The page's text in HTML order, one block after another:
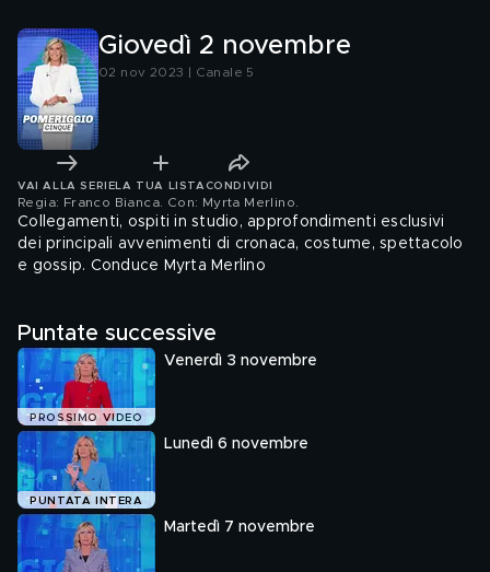
Giovedì 2 novembre
02 nov 2023 | Canale 5
VAI ALLA SERIE LA TUA LISTA CONDIVIDI
Regia: Franco Bianca. Con: Myrta Merlino
Collegamenti, ospiti in studio, approfondimenti esclusivi
dei principali avvenimenti di cronaca, costume, spettacolo
e gossip. Conduce Myrta Merlino
Puntate successive
PROSSIMO VIDEO
Venerdì 3 novembre
PUNTATA INTERA
Lunedì 6 novembre
Martedì 7 novembre